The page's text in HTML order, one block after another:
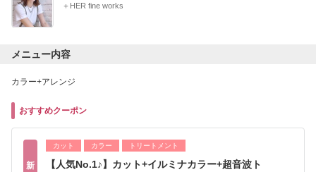
＋HER fine works
メニュー内容
カラー+アレンジ
おすすめクーポン
新
カット カラー トリートメント
【人気No.1♪】カット+イルミナカラー+超音波ト